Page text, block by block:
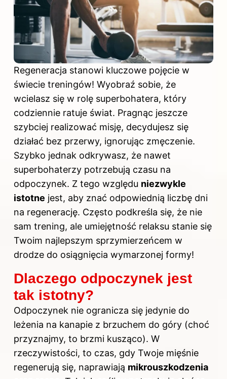
Regeneracja stanowi kluczowe pojęcie w
świecie treningów! Wyobraź sobie, że
wcielasz się w rolę superbohatera, który
codziennie ratuje świat. Pragnąc jeszcze
szybciej realizować misję, decydujesz się
działać bez przerwy, ignorując zmęczenie.
Szybko jednak odkrywasz, że nawet
superbohaterzy potrzebują czasu na
odpoczynek. Z tego względu niezwykle
istotne jest, aby znać odpowiednią liczbę dni
na regenerację. Często podkreśla się, że nie
sam trening, ale umiejętność relaksu stanie się
Twoim najlepszym sprzymierzeńcem w
drodze do osiągnięcia wymarzonej formy!
Dlaczego odpoczynek jest
tak istotny?
Odpoczynek nie ogranicza się jedynie do
leżenia na kanapie z brzuchem do góry (choć
przyznajmy, to brzmi kusząco). W
rzeczywistości, to czas, gdy Twoje mięśnie
regenerują się, naprawiają mikrouszkodzenia